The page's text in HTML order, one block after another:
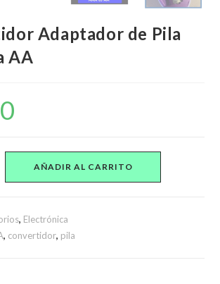
Adaptador de Pila
AA
AÑADIR AL CARRITO
, Electrónica
, convertidor, pila